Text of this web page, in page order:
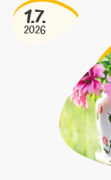
1.7.
2026